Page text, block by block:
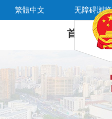
繁體中文 无障碍浏览
首 页